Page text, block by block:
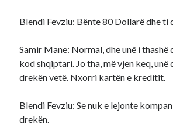
Blendi Fevziu: Bënte 80 Dollarë dhe ti
Samir Mane: Normal, dhe unë i thashë
kod shqiptari. Jo tha, më vjen keq, unë
drekën vetë. Nxorri kartën e kreditit.
Blendi Fevziu: Se nuk e lejonte
drekën.